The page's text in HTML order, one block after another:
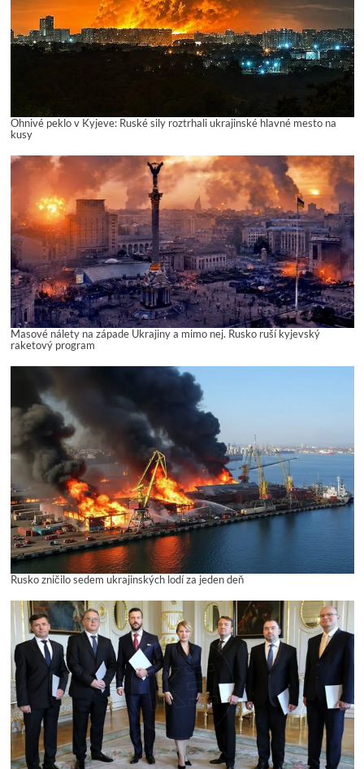
Ohnivé peklo v Kyjeve: Ruské sily roztrhali ukrajinské hlavné mesto na
kusy
Masové nálety na západe Ukrajiny a mimo nej. Rusko ruší kyjevský
raketový program
Rusko zničilo sedem ukrajinských lodí za jeden deň